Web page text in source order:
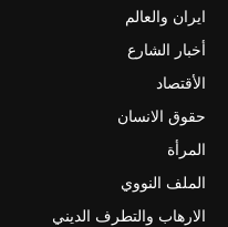
ايران والعالم
أخبار الشارع
الأقتصاد
حقوق الانسان
المرأة
الملف النووي
الارهاب والتطرف الديني